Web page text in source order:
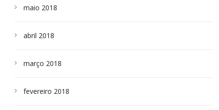
maio 2018
abril 2018
março 2018
fevereiro 2018